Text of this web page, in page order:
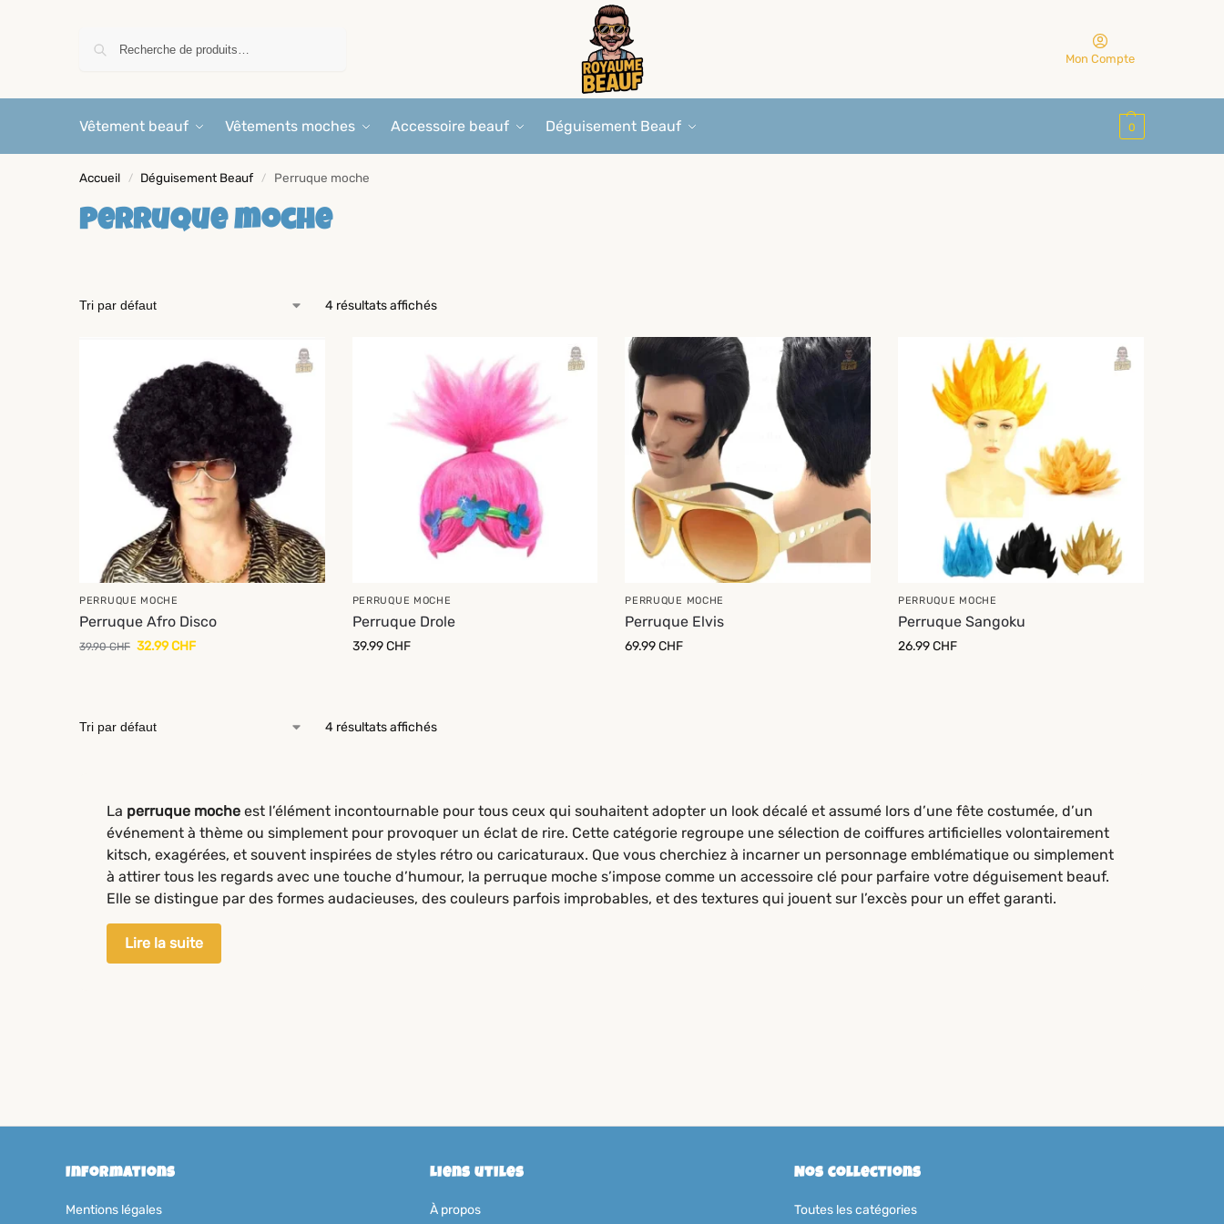
Mon Compte
Vêtement beauf Vêtements moches Accessoire beauf Déguisement Beauf 0
Accueil / Déguisement Beauf / Perruque moche
Perruque moche
4 résultats affichés
PERRUQUE MOCHE
Perruque Afro Disco
39.90CHF 32.99CHF
PERRUQUE MOCHE
Perruque Drole
39.99CHF
PERRUQUE MOCHE
Perruque Elvis
69.99CHF
PERRUQUE MOCHE
Perruque Sangoku
26.99CHF
4 résultats affichés
La perruque moche est l’élément incontournable pour tous ceux qui souhaitent adopter un look décalé et assumé lors d’une fête costumée, d’un
événement à thème ou simplement pour provoquer un éclat de rire. Cette catégorie regroupe une sélection de coiffures artificielles volontairement
kitsch, exagérées, et souvent inspirées de styles rétro ou caricaturaux. Que vous cherchiez à incarner un personnage emblématique ou simplement
à attirer tous les regards avec une touche d’humour, la perruque moche s’impose comme un accessoire clé pour parfaire votre déguisement beauf.
Elle se distingue par des formes audacieuses, des couleurs parfois improbables, et des textures qui jouent sur l’excès pour un effet garanti.
Lire la suite
Informations
Mentions légales
Liens utiles
À propos
Nos collections
Toutes les catégories